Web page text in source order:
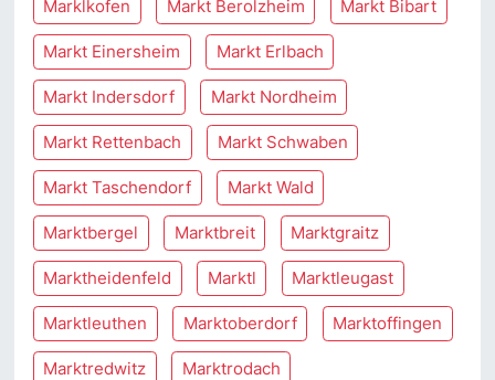
Marklkofen Markt Berolzheim Markt Bibart
Markt Einersheim Markt Erlbach
Markt Indersdorf Markt Nordheim
Markt Rettenbach Markt Schwaben
Markt Taschendorf Markt Wald
Marktbergel Marktbreit Marktgraitz
Marktheidenfeld Marktl Marktleugast
Marktleuthen Marktoberdorf Marktoffingen
Marktredwitz Marktrodach